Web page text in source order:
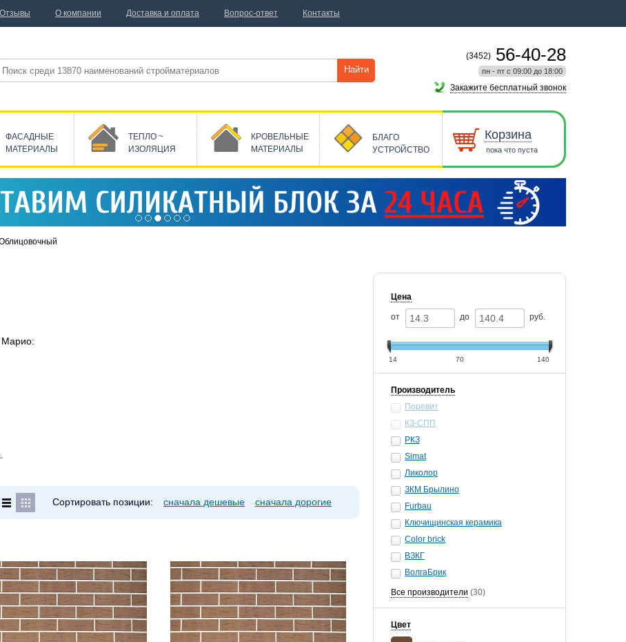
Цена
от до руб.
14 140
70
Производитель
Поревит
КЗ-СПП
РКЗ
Simat
Ликолор
ЗКМ Брылино
Furbau
Ключищинская керамика
Color brick
ВЗКГ
ВолгаБрик
Все производители (30)
Цвет
Марио:
Сортировать позиции: сначала дешевые сначала дорогие
Найти
(3452) 56-40-28
пн - пт с 09:00 до 18:00
Закажите бесплатный звонок
ФАСАДНЫЕ
МАТЕРИАЛЫ
ТЕПЛО ~
ИЗОЛЯЦИЯ
КРОВЕЛЬНЫЕ
МАТЕРИАЛЫ
БЛАГО
УСТРОЙСТВО
Корзина
пока что пуста
Отзывы О компании Доставка и оплата Вопрос-ответ Контакты